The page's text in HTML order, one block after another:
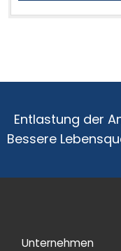
Entlastung der
Bessere
Unternehmen